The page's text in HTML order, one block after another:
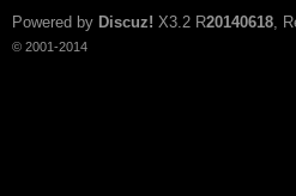
Powered by Discuz! X3.2 R20140618,
© 2001-2014